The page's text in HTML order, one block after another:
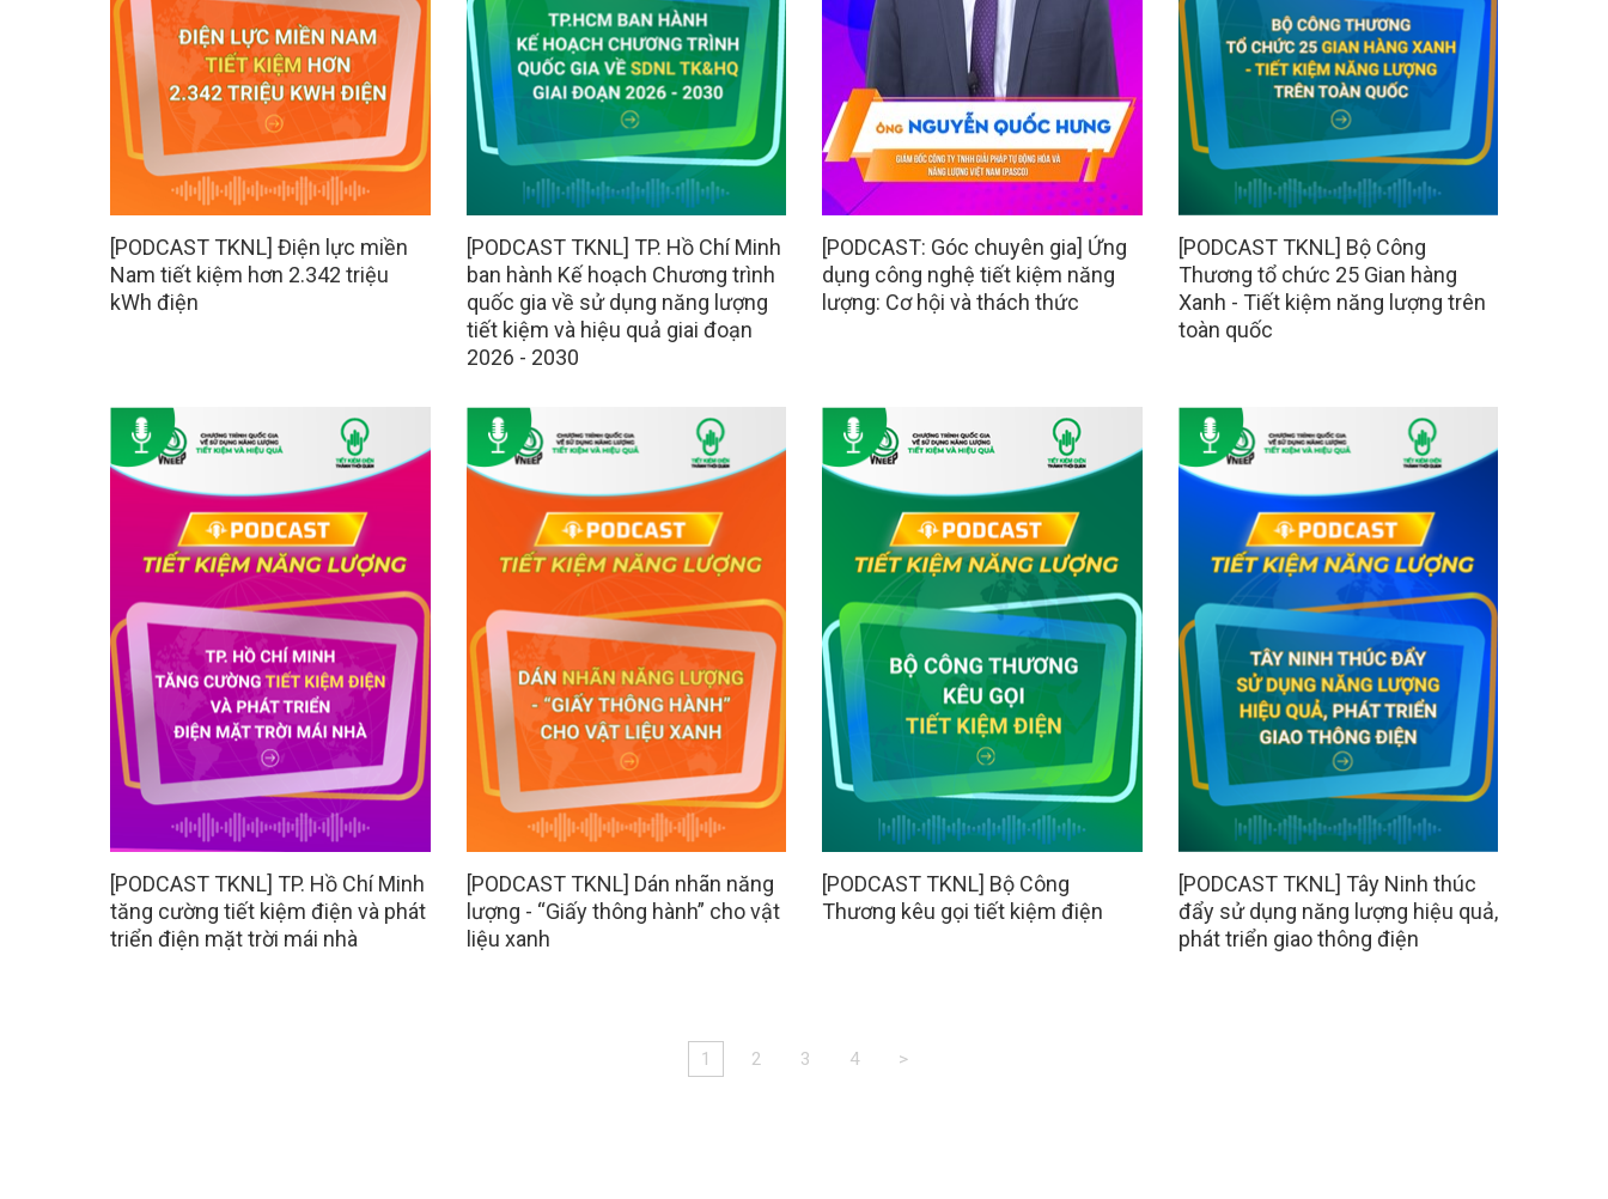
[PODCAST TKNL] Điện lực miền
Nam tiết kiệm hơn 2.342 triệu
kWh điện
[PODCAST TKNL] TP. Hồ Chí Minh
ban hành Kế hoạch Chương trình
quốc gia về sử dụng năng lượng
tiết kiệm và hiệu quả giai đoạn
2026 - 2030
[PODCAST: Góc chuyên gia] Ứng
dụng công nghệ tiết kiệm năng
lượng: Cơ hội và thách thức
[PODCAST TKNL] Bộ Công
Thương tổ chức 25 Gian hàng
Xanh - Tiết kiệm năng lượng trên
toàn quốc
[PODCAST TKNL] TP. Hồ Chí Minh
tăng cường tiết kiệm điện và phát
triển điện mặt trời mái nhà
[PODCAST TKNL] Dán nhãn năng
lượng - “Giấy thông hành” cho vật
liệu xanh
[PODCAST TKNL] Bộ Công
Thương kêu gọi tiết kiệm điện
[PODCAST TKNL] Tây Ninh thúc
đẩy sử dụng năng lượng hiệu quả,
phát triển giao thông điện
1 2 3 4 >